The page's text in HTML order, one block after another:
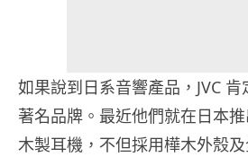
如果說到日系音響產品，JVC
著名品牌。最近他們就在日本
木製耳機，不但採用樺木外殼